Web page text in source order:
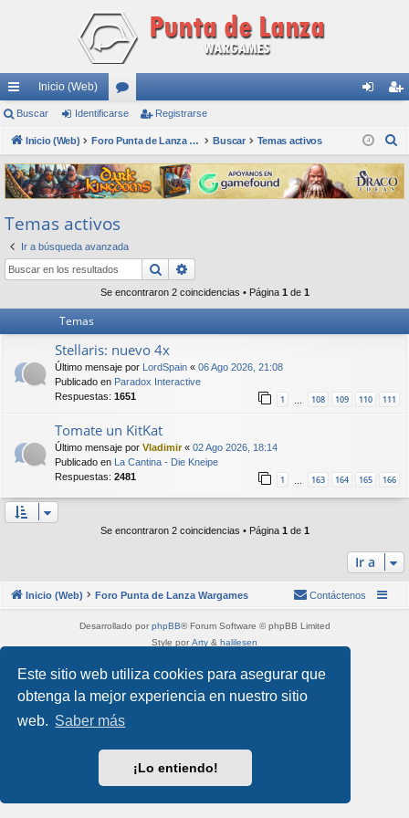
Este sitio web utiliza cookies para asegurar que
obtenga la mejor experiencia en nuestro sitio
web. Saber más
¡Lo entiendo!
nl
ac
es
rá
pi
do
s
Inicio (Web)
or
os nti
fic
ar
ist
ra
rs
Buscar Identificarse Registrarse
Inicio (Web) Foro Punta de Lanza Wargames Buscar Temas activos
s
c
Temas activos
Ir a búsqueda avanzada
Buscar
Se encontraron 2 coincidencias • Página 1 de 1
Temas
Stellaris: nuevo 4x
Último mensaje por LordSpain « 06 Ago 2026, 21:08
Publicado en Paradox Interactive
Respuestas: 1651 1 108 109 110 111
Tomate un KitKat
Último mensaje por Vladimir« 02 Ago 2026, 18:14
Publicado en La Cantina - Die Kneipe
Respuestas: 2481 1 163 164 165 166
Se encontraron 2 coincidencias • Página 1 de 1
Ir a
Inicio (Web) Foro Punta de Lanza Wargames Contáctenos
Desarrollado por phpBB® Forum Software © phpBB Limited
Style por Arty & halilesen
Privacidad| Condiciones